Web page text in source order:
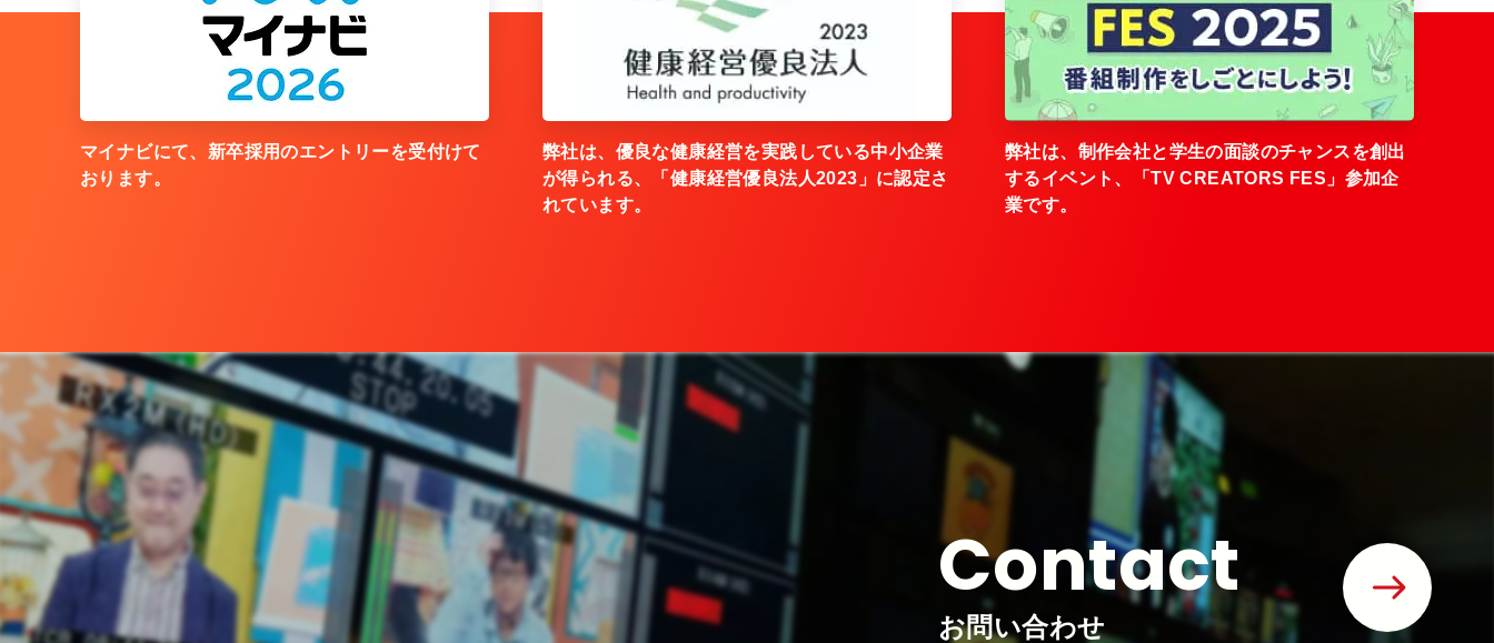
マイナビにて、新卒採用のエントリーを受付けて
おります。
弊社は、優良な健康経営を実践している中小企業
が得られる、「健康経営優良法人2023」に認定さ
れています。
弊社は、制作会社と学生の面談のチャンスを創出
するイベント、「TV CREATORS FES」参加企
業です。
Contact
お問い合わせ